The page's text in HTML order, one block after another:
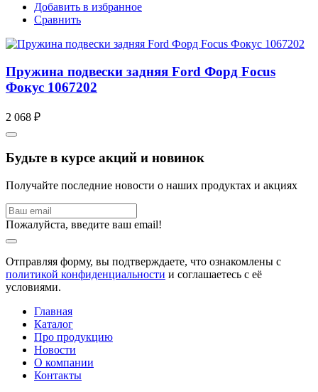
Добавить в избранное
Сравнить
Пружина подвески задняя Ford Форд Focus
Фокус 1067202
2 068 ₽
Будьте в курсе акций и новинок
Получайте последние новости о наших продуктах и акциях
Пожалуйста, введите ваш email!
Отправляя форму, вы подтверждаете, что ознакомлены с
политикой конфиденциальности и соглашаетесь с её
условиями.
Главная
Каталог
Про продукцию
Новости
О компании
Контакты